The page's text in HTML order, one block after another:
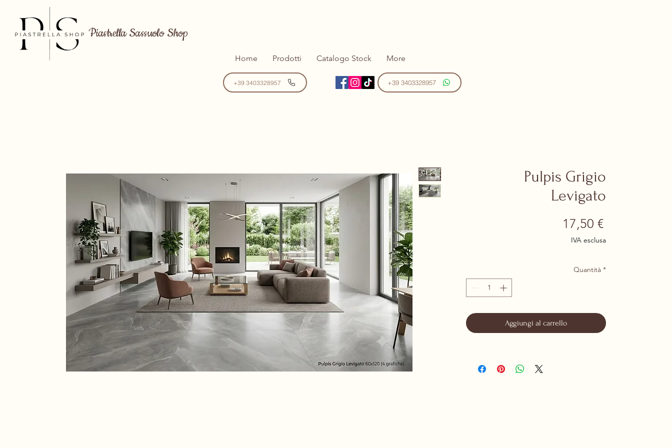
Piastrella Sassuolo Shop
Home Prodotti Catalogo Stock More
+39 3403328957 +39 3403328957
Pulpis Grigio
Levigato
17,50 €Prezzo
IVA esclusa
Quantità *
Aggiungi al carrello